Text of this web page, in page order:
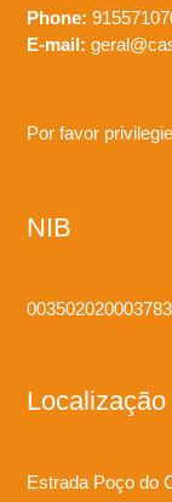
Phone:
E-mail:
Por favor
NIB
Localização
Estrada Poço do